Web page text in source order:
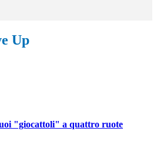
Up
"giocattoli" a quattro ruote